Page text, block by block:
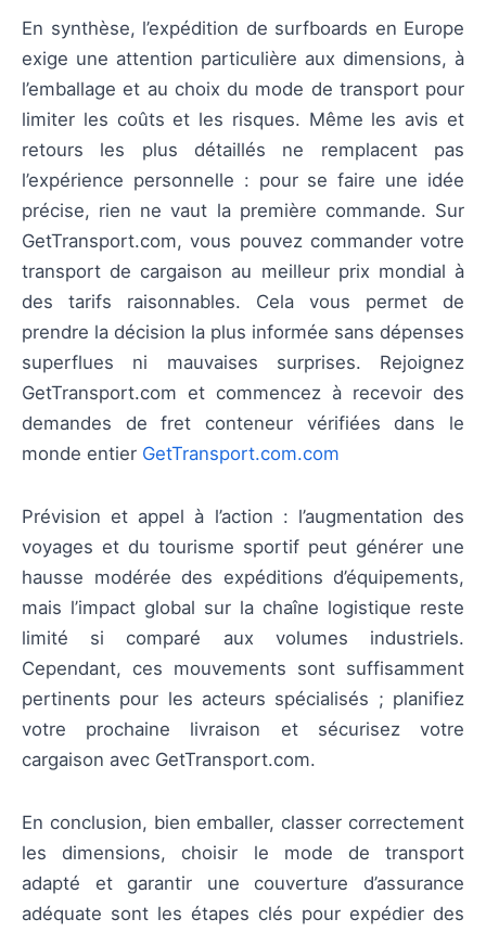
En synthèse, l’expédition de surfboards en Europe
exige une attention particulière aux dimensions, à
l’emballage et au choix du mode de transport pour
limiter les coûts et les risques. Même les avis et
retours les plus détaillés ne remplacent pas
l’expérience personnelle : pour se faire une idée
précise, rien ne vaut la première commande. Sur
GetTransport.com, vous pouvez commander votre
transport de cargaison au meilleur prix mondial à
des tarifs raisonnables. Cela vous permet de
prendre la décision la plus informée sans dépenses
superflues ni mauvaises surprises. Rejoignez
GetTransport.com et commencez à recevoir des
demandes de fret conteneur vérifiées dans le
monde entier GetTransport.com.com
Prévision et appel à l’action : l’augmentation des
voyages et du tourisme sportif peut générer une
hausse modérée des expéditions d’équipements,
mais l’impact global sur la chaîne logistique reste
limité si comparé aux volumes industriels.
Cependant, ces mouvements sont suffisamment
pertinents pour les acteurs spécialisés ; planifiez
votre prochaine livraison et sécurisez votre
cargaison avec GetTransport.com.
En conclusion, bien emballer, classer correctement
les dimensions, choisir le mode de transport
adapté et garantir une couverture d’assurance
adéquate sont les étapes clés pour expédier des